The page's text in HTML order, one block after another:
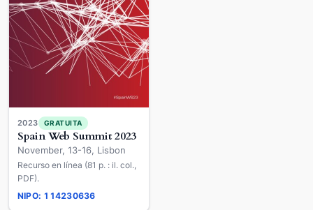
2023 GRATUITA
Spain Web Summit 2023
November, 13-16, Lisbon
Recurso en línea (81 p. : il. col.,
PDF).
NIPO: 114230636